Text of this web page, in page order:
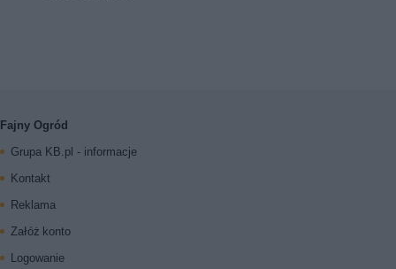
Fajny Ogród
Grupa KB.pl - informacje
Kontakt
Reklama
Załóż konto
Logowanie